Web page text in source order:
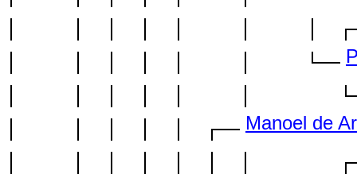
Manoel de